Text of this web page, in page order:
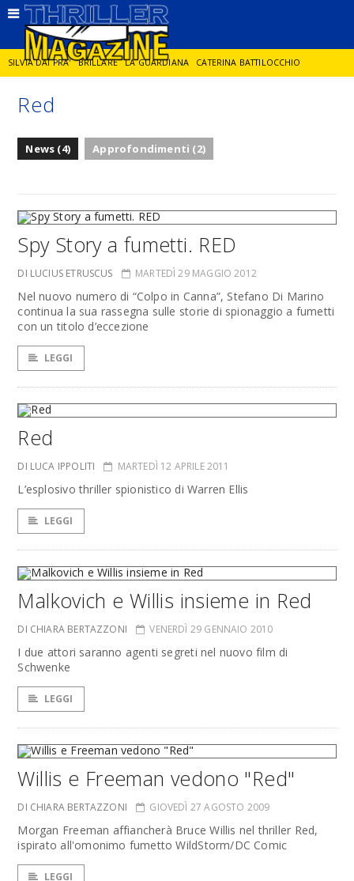
SILVIA DAI PRA' BRILLARE LA GUARDIANA CATERINA BATTILOCCHIO
JORGE DIAZ
Red
News (4) Approfondimenti (2)
Spy Story a fumetti. RED
DI LUCIUS ETRUSCUS MARTEDÌ 29 MAGGIO 2012
Nel nuovo numero di “Colpo in Canna”, Stefano Di Marino
continua la sua rassegna sulle storie di spionaggio a fumetti
con un titolo d’eccezione
LEGGI
Red
DI LUCA IPPOLITI MARTEDÌ 12 APRILE 2011
L’esplosivo thriller spionistico di Warren Ellis
LEGGI
Malkovich e Willis insieme in Red
DI CHIARA BERTAZZONI VENERDÌ 29 GENNAIO 2010
I due attori saranno agenti segreti nel nuovo film di
Schwenke
LEGGI
Willis e Freeman vedono "Red"
DI CHIARA BERTAZZONI GIOVEDÌ 27 AGOSTO 2009
Morgan Freeman affiancherà Bruce Willis nel thriller Red,
ispirato all'omonimo fumetto WildStorm/DC Comic
LEGGI